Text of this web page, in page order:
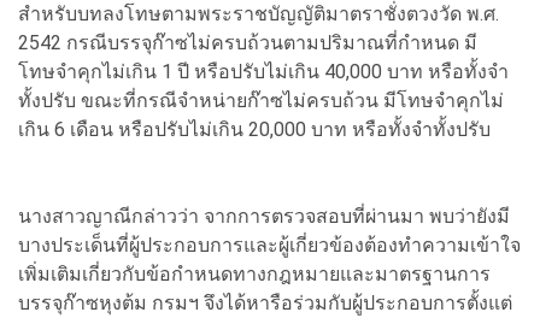
สำหรับบทลงโทษตามพระราชบัญญัติมาตราชั่งตวงวัด พ.ศ.
2542 กรณีบรรจุก๊าซไม่ครบถ้วนตามปริมาณที่กำหนด มี
โทษจำคุกไม่เกิน 1 ปี หรือปรับไม่เกิน 40,000 บาท หรือทั้งจำ
ทั้งปรับ ขณะที่กรณีจำหน่ายก๊าซไม่ครบถ้วน มีโทษจำคุกไม่
เกิน 6 เดือน หรือปรับไม่เกิน 20,000 บาท หรือทั้งจำทั้งปรับ
นางสาวญาณีกล่าวว่า จากการตรวจสอบที่ผ่านมา พบว่ายังมี
บางประเด็นที่ผู้ประกอบการและผู้เกี่ยวข้องต้องทำความเข้าใจ
เพิ่มเติมเกี่ยวกับข้อกำหนดทางกฎหมายและมาตรฐานการ
บรรจุก๊าซหุงต้ม กรมฯ จึงได้หารือร่วมกับผู้ประกอบการตั้งแต่